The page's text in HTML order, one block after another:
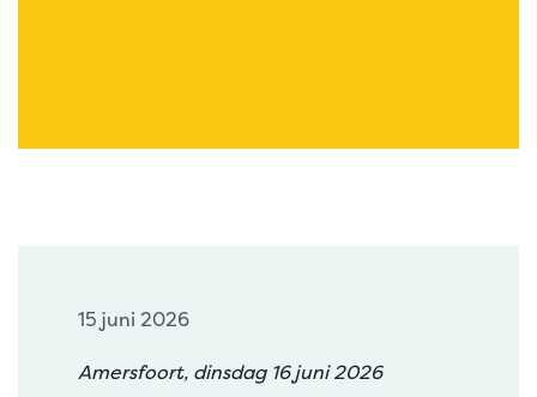
15 juni 2026
Amersfoort, dinsdag 16 juni 2026